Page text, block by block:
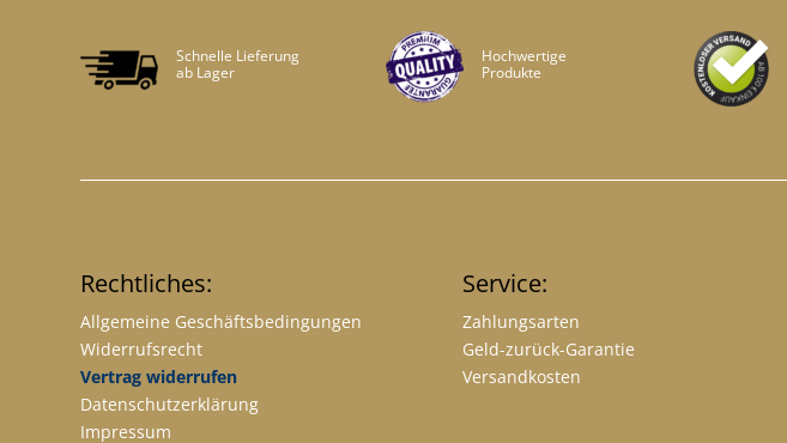
Schnelle Lieferung
ab Lager
Hochwertige
Produkte
Rechtliches:
Allgemeine Geschäftsbedingungen
Widerrufsrecht
Vertrag widerrufen
Datenschutzerklärung
Impressum
Service:
Zahlungsarten
Geld-zurück-Garantie
Versandkosten